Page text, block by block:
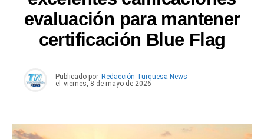
evaluación para mantener
certificación Blue Flag
Publicado por Redacción Turquesa News
el viernes, 8 de mayo de 2026